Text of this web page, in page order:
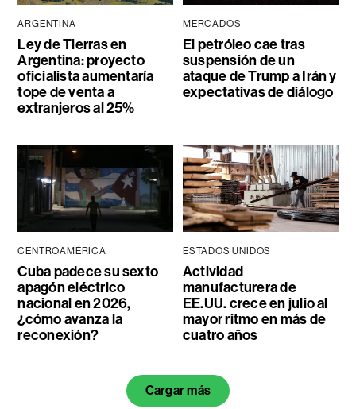
ARGENTINA
Ley de Tierras en
Argentina: proyecto
oficialista aumentaría
tope de venta a
extranjeros al 25%
MERCADOS
El petróleo cae tras
suspensión de un
ataque de Trump a Irán y
expectativas de diálogo
CENTROAMÉRICA
Cuba padece su sexto
apagón eléctrico
nacional en 2026,
¿cómo avanza la
reconexión?
ESTADOS UNIDOS
Actividad
manufacturera de
EE.UU. crece en julio al
mayor ritmo en más de
cuatro años
Cargar más